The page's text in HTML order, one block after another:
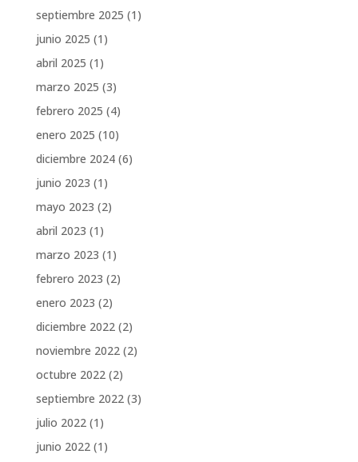
septiembre 2025 (1)
junio 2025 (1)
abril 2025 (1)
marzo 2025 (3)
febrero 2025 (4)
enero 2025 (10)
diciembre 2024(6)
junio 2023 (1)
mayo 2023 (2)
abril 2023 (1)
marzo 2023 (1)
febrero 2023 (2)
enero 2023 (2)
diciembre 2022(2)
noviembre 2022(2)
octubre 2022(2)
septiembre 2022(3)
julio 2022(1)
junio 2022(1)